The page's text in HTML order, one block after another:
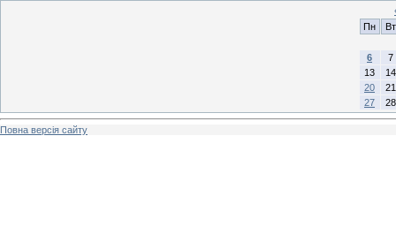
Пн
Вт
6
7
13
14
20
21
27
28
Повна версія сайту